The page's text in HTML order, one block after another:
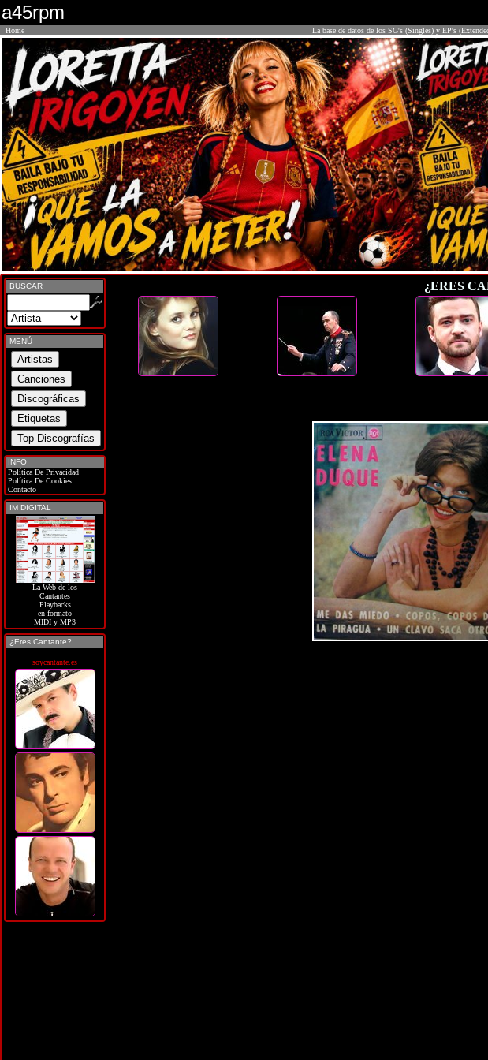
a45rpm
Home La base de datos de los SG's (Singles) y EP's
BUSCAR
MENÚ
INFO
Política De Privacidad
Política De Cookies
Contacto
IM DIGITAL
La Web de los
Cantantes
Playbacks
en formato
MIDI y MP3
¿Eres Cantante?
soycantante.es
¿ERES